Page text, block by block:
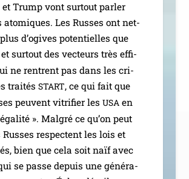
et Trump vont sur­tout par­ler
ato­miques. Les Russes ont net­
d’o­gives poten­tielles que
sur­tout des vec­teurs très effi­
ne rentrent pas dans les cri­
trai­tés START, ce qui fait que
peuvent vitri­fier les USAen
». Malgré ce qu’on peut
Russes res­pectent les lois et
bien que cela soit naïf avec
se passe depuis une géné­ra­